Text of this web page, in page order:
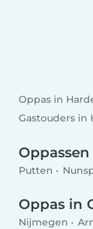
Oppas in
Gastouders in
Putten
Oppas in
Nijmegen